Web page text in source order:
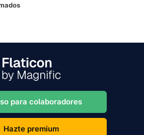
para colaboradores
Hazte premium